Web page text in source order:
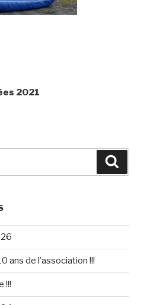
2021
ans de l’association !!!
!!!